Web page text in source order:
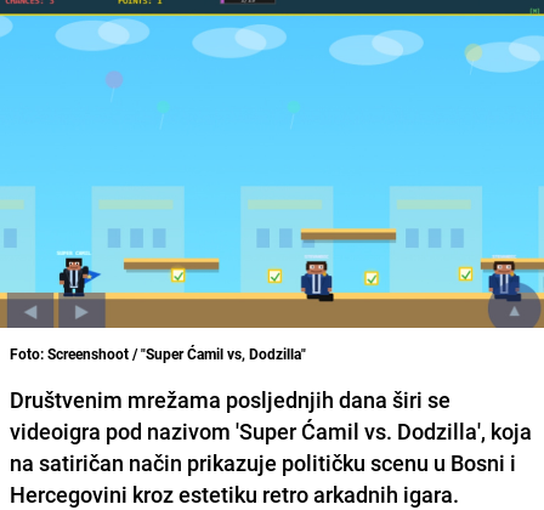
Foto: Screenshoot / "Super Ćamil vs, Dodzilla"
Društvenim mrežama posljednjih dana širi se
videoigra pod nazivom 'Super Ćamil vs. Dodzilla', koja
na satiričan način prikazuje političku scenu u Bosni i
Hercegovini kroz estetiku retro arkadnih igara.